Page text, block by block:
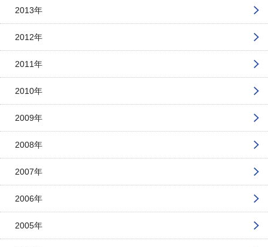
2013年
2012年
2011年
2010年
2009年
2008年
2007年
2006年
2005年